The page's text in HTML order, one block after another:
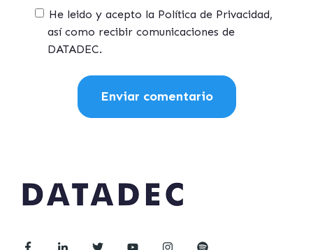
He leido y acepto la Política de Privacidad,
así como recibir comunicaciones de
DATADEC.